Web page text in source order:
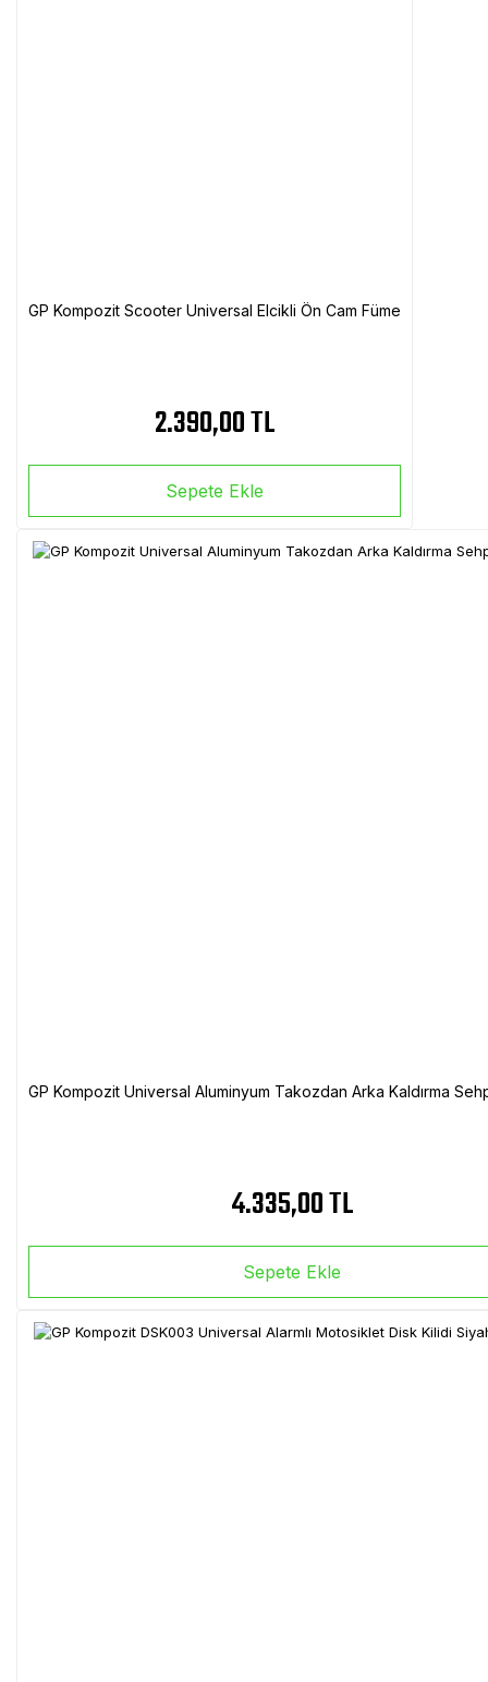
GP Kompozit Scooter Universal Elcikli Ön Cam Füme
2.390,00 TL
Sepete Ekle
GP Kompozit Universal Aluminyum Takozdan Arka Kaldırma
4.335,00 TL
Sepete Ekle